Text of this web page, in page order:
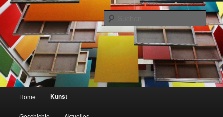
Familie Schlagenhaft
Zum Inhalt wechseln
Zum sekundären Inhalt wechseln
Home Kunst